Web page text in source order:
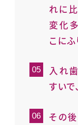
れに
変化
こに
入れ
すいで
その